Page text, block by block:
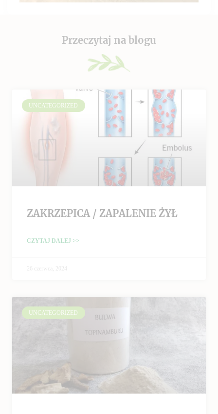
Przeczytaj na blogu
UNCATEGORIZED
ZAKRZEPICA / ZAPALENIE ŻYŁ
CZYTAJ DALEJ >>
26 czerwca, 2024
UNCATEGORIZED